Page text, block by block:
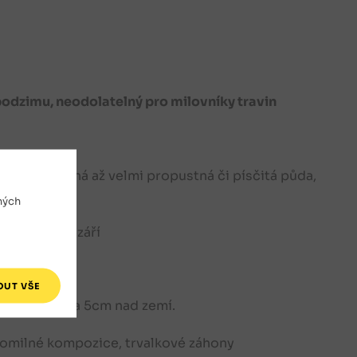
neodolatelný pro milovníky travin
propustná až velmi propustná či písčitá půda,
srpen až září
zimou cca 5cm nad zemí.
kompozice, trvalkové záhony